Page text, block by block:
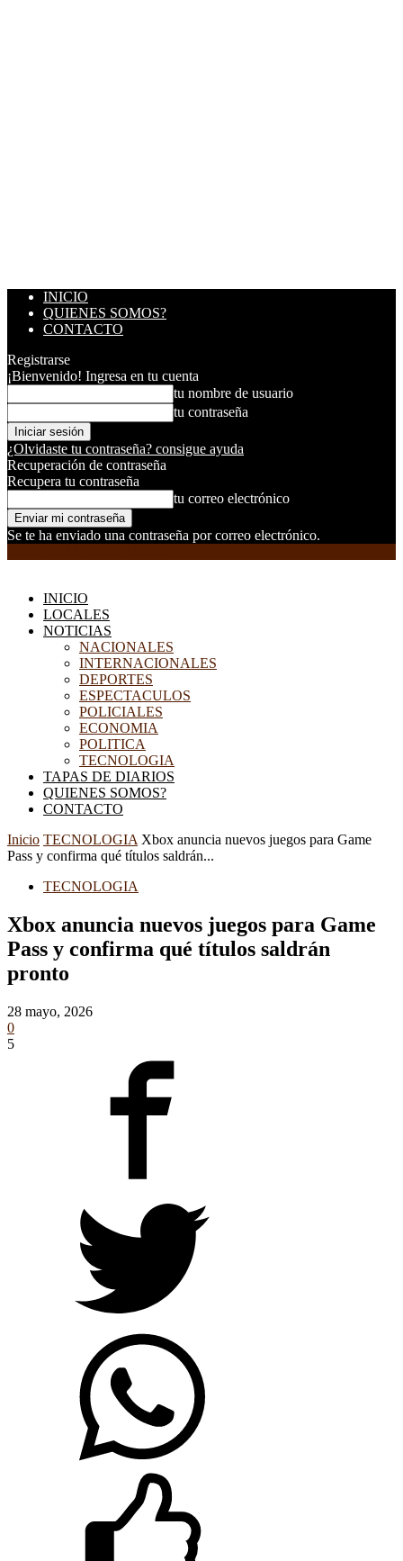
INICIO
QUIENES SOMOS?
CONTACTO
Registrarse
¡Bienvenido! Ingresa en tu cuenta
tu nombre de usuario
tu contraseña
¿Olvidaste tu contraseña? consigue ayuda
Recuperación de contraseña
Recupera tu contraseña
tu correo electrónico
Se te ha enviado una contraseña por correo electrónico.
INICIO
LOCALES
NOTICIAS
NACIONALES
INTERNACIONALES
DEPORTES
ESPECTACULOS
POLICIALES
ECONOMIA
POLITICA
TECNOLOGIA
TAPAS DE DIARIOS
QUIENES SOMOS?
CONTACTO
Inicio TECNOLOGIA Xbox anuncia nuevos juegos para Game
Pass y confirma qué títulos saldrán...
TECNOLOGIA
Xbox anuncia nuevos juegos para Game
Pass y confirma qué títulos saldrán
pronto
28 mayo, 2026
0
5